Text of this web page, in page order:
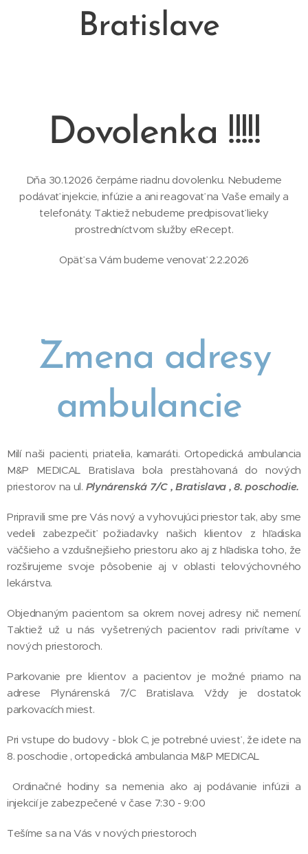
Bratislave
Dovolenka !!!!!
Dňa 30.1.2026 čerpáme riadnu dovolenku. Nebudeme
podávať injekcie, infúzie a ani reagovať na Vaše emaily a
telefonáty. Taktiež nebudeme predpisovať lieky
prostredníctvom služby eRecept.
Opäť sa Vám budeme venovať 2.2.2026
Zmena adresy
ambulancie
Milí naši pacienti, priatelia, kamaráti. Ortopedická ambulancia
M&P MEDICAL Bratislava bola presťahovaná do nových
priestorov na ul. Plynárenská 7/C , Bratislava , 8. poschodie.
Pripravili sme pre Vás nový a vyhovujúci priestor tak, aby sme
vedeli zabezpečiť požiadavky našich klientov z hľadiska
väčšieho a vzdušnejšieho priestoru ako aj z hľadiska toho, že
rozširujeme svoje pôsobenie aj v oblasti telovýchovného
lekárstva.
Objednaným pacientom sa okrem novej adresy nič nemení.
Taktiež už u nás vyšetrených pacientov radi privítame v
nových priestoroch.
Parkovanie pre klientov a pacientov je možné priamo na
adrese Plynárenská 7/C Bratislava. Vždy je dostatok
parkovacích miest.
Pri vstupe do budovy - blok C, je potrebné uviesť , že idete na
8. poschodie , ortopedická ambulancia M&P MEDICAL
Ordinačné hodiny sa nemenia ako aj podávanie infúzii a
injekcií je zabezpečené v čase 7:30 - 9:00
Tešíme sa na Vás v nových priestoroch